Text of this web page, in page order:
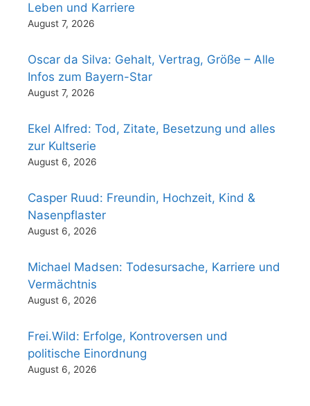
Leben und Karriere
August 7, 2026
Oscar da Silva: Gehalt, Vertrag, Größe – Alle
Infos zum Bayern-Star
August 7, 2026
Ekel Alfred: Tod, Zitate, Besetzung und alles
zur Kultserie
August 6, 2026
Casper Ruud: Freundin, Hochzeit, Kind &
Nasenpflaster
August 6, 2026
Michael Madsen: Todesursache, Karriere und
Vermächtnis
August 6, 2026
Frei.Wild: Erfolge, Kontroversen und
politische Einordnung
August 6, 2026